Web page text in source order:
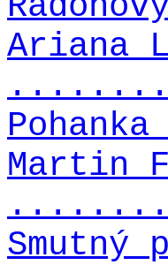
Ariana
Martin
Smutný